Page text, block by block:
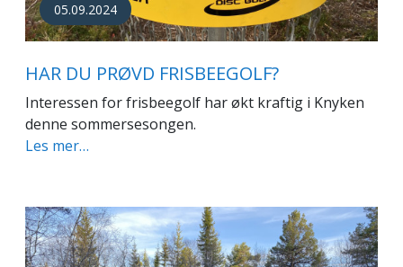
05.09.2024
HAR DU PRØVD FRISBEEGOLF?
Interessen for frisbeegolf har økt kraftig i Knyken
denne sommersesongen.
Les mer…